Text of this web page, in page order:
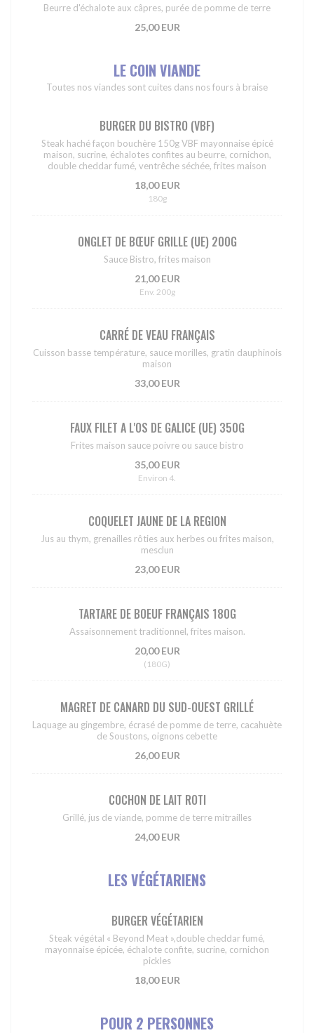
Beurre d'échalote aux câpres, purée de pomme de terre
25,00 EUR
LE COIN VIANDE
Toutes nos viandes sont cuites dans nos fours à braise
BURGER DU BISTRO (VBF)
Steak haché façon bouchère 150g VBF mayonnaise épicé
maison, sucrine, échalotes confites au beurre, cornichon,
double cheddar fumé, ventrêche séchée, frites maison
18,00 EUR
180g
ONGLET DE BŒUF GRILLE (UE) 200G
Sauce Bistro, frites maison
21,00 EUR
Env. 200g
CARRÉ DE VEAU FRANÇAIS
Cuisson basse température, sauce morilles, gratin dauphinois
maison
33,00 EUR
FAUX FILET A L'OS DE GALICE (UE) 350G
Frites maison sauce poivre ou sauce bistro
35,00 EUR
Environ 4.
COQUELET JAUNE DE LA REGION
Jus au thym, grenailles rôties aux herbes ou frites maison,
mesclun
23,00 EUR
TARTARE DE BOEUF FRANÇAIS 180G
Assaisonnement traditionnel, frites maison.
20,00 EUR
(180G)
MAGRET DE CANARD DU SUD-OUEST GRILLÉ
Laquage au gingembre, écrasé de pomme de terre, cacahuète
de Soustons, oignons cebette
26,00 EUR
COCHON DE LAIT ROTI
Grillé, jus de viande, pomme de terre mitrailles
24,00 EUR
LES VÉGÉTARIENS
BURGER VÉGÉTARIEN
Steak végétal « Beyond Meat »,double cheddar fumé,
mayonnaise épicée, échalote confite, sucrine, cornichon
pickles
18,00 EUR
POUR 2 PERSONNES